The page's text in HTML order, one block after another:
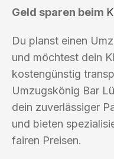
Geld sparen beim
Du planst einen
und möchtest dein
kostengünstig
Umzugskönig Bar
dein zuverlässiger
und bieten
fairen Preisen.